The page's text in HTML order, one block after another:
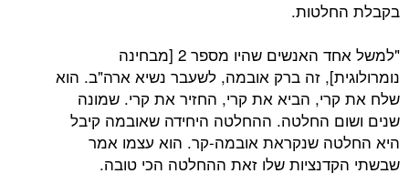
בקבלת החלטות.
"למשל אחד האנשים שהיו מספר 2 [מבחינה
נומרולוגית], זה ברק אובמה, לשעבר נשיא ארה"ב. הוא
שלח את קרי, הביא את קרי, החזיר את קרי. שמונה
שנים ושום החלטה. ההחלטה היחידה שאובמה קיבל
היא החלטה שנקראת אובמה-קר. הוא עצמו אמר
שבשתי הקדנציות שלו זאת ההחלטה הכי טובה.